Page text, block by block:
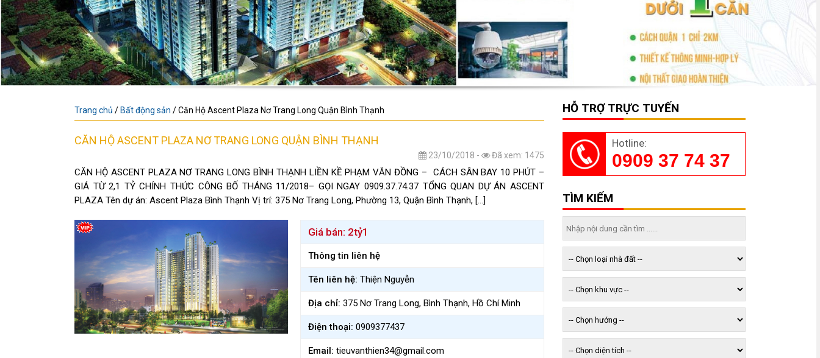
Trang chủ / Bất động sản /Căn Hộ Ascent Plaza Nơ Trang Long Quận Bình Thạnh
CĂN HỘ ASCENT PLAZA NƠ TRANG LONG QUẬN BÌNH THẠNH
23/10/2018 - Đã xem: 1475
CĂN HỘ ASCENT PLAZA NƠ TRANG LONG BÌNH THẠNH LIỀN KỀ PHẠM VĂN ĐỒNG – CÁCH SÂN BAY 10 PHÚT –
GIÁ TỪ 2,1 TỶ ​CHÍNH THỨC CÔNG BỐ THÁNG 11/2018– GỌI NGAY 0909.37.74.37 TỔNG QUAN DỰ ÁN ASCENT
PLAZA Tên dự án: Ascent Plaza Bình Thạnh Vị trí: 375 Nơ Trang Long, Phường 13, Quận Bình Thạnh, […]
Giá bán: 2tỷ1
Thông tin liên hệ
Tên liên hệ: Thiện Nguyễn
Địa chỉ: 375 Nơ Trang Long, Bình Thạnh, Hồ Chí Minh
Điện thoại: 0909377437
Email: tieuvanthien34@gmail.com
HỖ TRỢ TRỰC TUYẾN
Hotline:
0909 37 74 37
TÌM KIẾM